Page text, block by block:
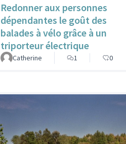
Redonner aux personnes
dépendantes le goût des
balades à vélo grâce à un
triporteur électrique
Catherine 1 0